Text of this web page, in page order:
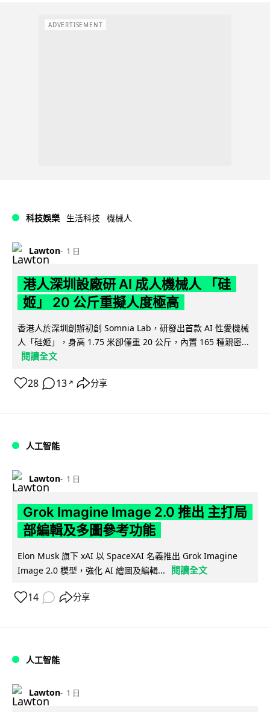
ADVERTISEMENT
科技娛樂 生活科技 機械人
Lawton 1 日
港人深圳設廠研 AI 成人機械人 「硅
姬」 20 公斤重擬人度極高
香港人於深圳創辦初創 Somnia Lab，研發出首款 AI 性愛機械
人「硅姬」，身高 1.75 米卻僅重 20 公斤，內置 165 種親密...
閱讀全文
28 13 ↗ 分享
人工智能
Lawton 1 日
Grok Imagine Image 2.0 推出 主打局
部編輯及多圖參考功能
Elon Musk 旗下 xAI 以 SpaceXAI 名義推出 Grok Imagine
Image 2.0 模型，強化 AI 繪圖及編輯...
閱讀全文
14 分享
人工智能
Lawton 1 日